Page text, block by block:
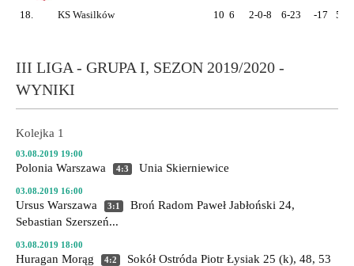
18.
KS Wasilków 10 6 2-0-8 6-23 -17 5
III LIGA - GRUPA I, SEZON 2019/2020 -
WYNIKI
Kolejka 1
03.08.2019 19:00
Polonia Warszawa 4:3 Unia Skierniewice
03.08.2019 16:00
Ursus Warszawa 3:1 Broń Radom Paweł Jabłoński 24,
Sebastian Szerszeń...
03.08.2019 18:00
Huragan Morąg 4:2 Sokół Ostróda Piotr Łysiak 25 (k), 48, 53